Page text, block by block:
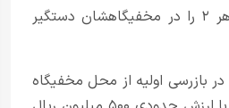
متهمان اعزام شدند و هر ۲ را در مخفیگاهشان دستگیر
بازرسی اولیه از محل مخفیگاه